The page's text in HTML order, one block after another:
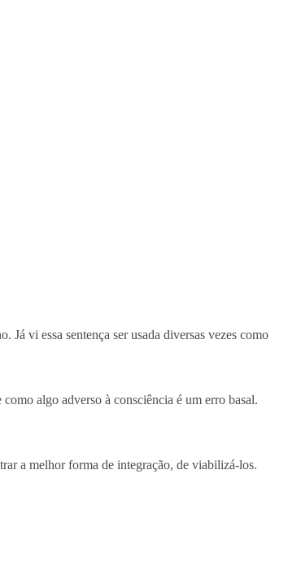
Já vi essa sentença ser usada diversas vezes como
algo adverso à consciência é um erro basal.
a melhor forma de integração, de viabilizá-los.